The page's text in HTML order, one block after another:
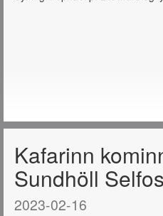
Kafarinn
Sundhöll
2023-02-16